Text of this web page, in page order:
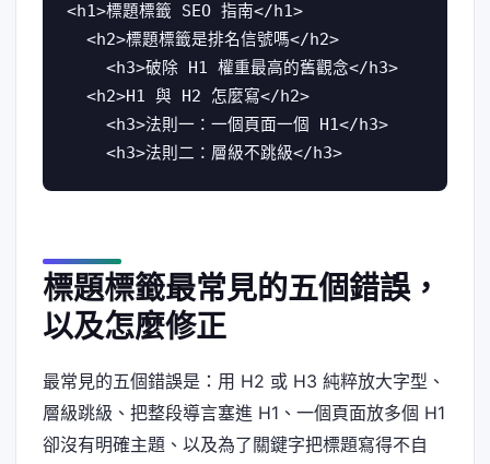
<h1>標題標籤 SEO 指南</h1>
  <h2>標題標籤是排名信號嗎</h2>
    <h3>破除 H1 權重最高的舊觀念</h3>
  <h2>H1 與 H2 怎麼寫</h2>
    <h3>法則一：一個頁面一個 H1</h3>
    <h3>法則二：層級不跳級</h3>
標題標籤最常見的五個錯誤，
以及怎麼修正
最常見的五個錯誤是：用 H2 或 H3 純粹放大字型、
層級跳級、把整段導言塞進 H1、一個頁面放多個 H1
卻沒有明確主題、以及為了關鍵字把標題寫得不自